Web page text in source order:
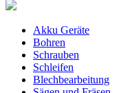
Akku Geräte
Bohren
Schrauben
Schleifen
Blechbearbeitung